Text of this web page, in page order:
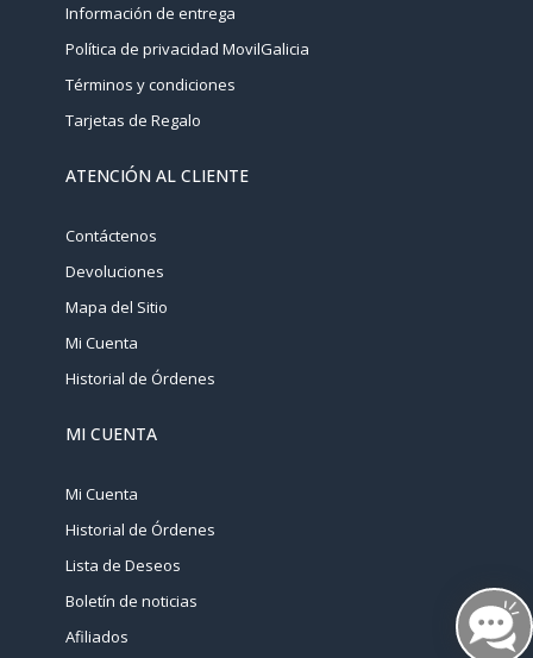
Información de entrega
Política de privacidad MovilGalicia
Términos y condiciones
Tarjetas de Regalo
ATENCIÓN AL CLIENTE
Contáctenos
Devoluciones
Mapa del Sitio
Mi Cuenta
Historial de Órdenes
MI CUENTA
Mi Cuenta
Historial de Órdenes
Lista de Deseos
Boletín de noticias
Afiliados